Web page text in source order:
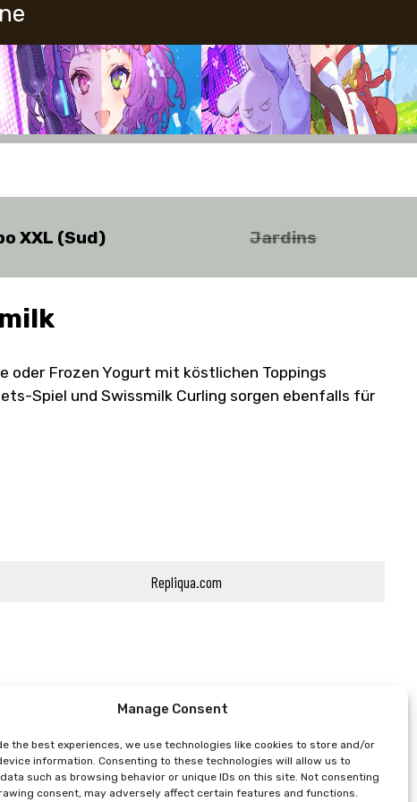
Manage Consent
the best experiences, we use technologies like cookies to store and/or
information. Consenting to these technologies will allow us to
such as browsing behavior or unique IDs on this site. Not consenting
consent, may adversely affect certain features and functions.
XXL (Sud) Jardins
oder Frozen Yogurt mit köstlichen Toppings
Spiel und Swissmilk Curling sorgen ebenfalls für
Repliqua.com